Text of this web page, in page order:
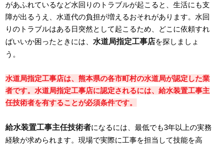
があふれているなど水回りのトラブルが起こると、生活にも支
障が出るうえ、水道代の負担が増えるおそれがあります。水回
りのトラブルはある日突然として起こるため、どこに依頼すれ
ばいいか困ったときには、 水道局指定工事店を探しましょ
う。
水道局指定工事店は、熊本県の各市町村の水道局が認定した業
者です。水道局指定工事店に認定されるには、給水装置工事主
任技術者を有することが必須条件です。
給水装置工事主任技術者になるには、最低でも3年以上の実務
経験が求められます。現場で実際に工事を担当して技能を高